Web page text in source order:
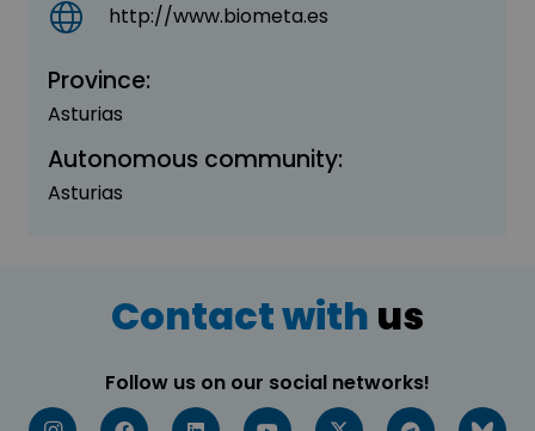
http://www.biometa.es
Province:
Asturias
Autonomous community:
Asturias
Contact with us
Follow us on our social networks!